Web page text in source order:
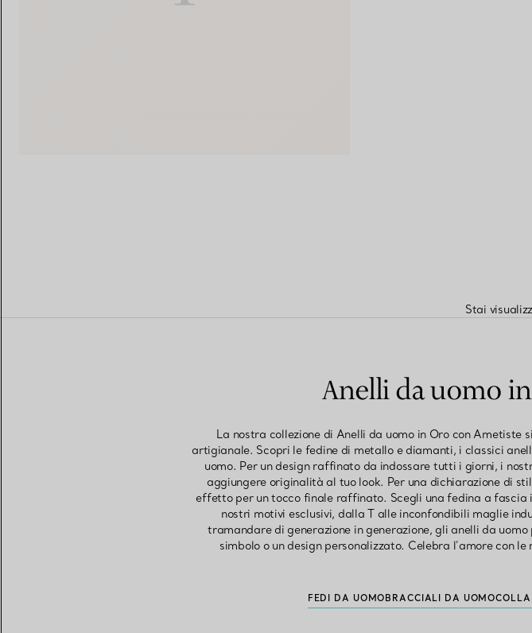
Stai
Anelli da uomo
La nostra collezione di Anelli da uomo in Oro con
artigianale. Scopri le fedine di metallo e diamanti, i classici
uomo. Per un design raffinato da indossare tutti i giorni, i
aggiungere originalità al tuo look. Per una dichiarazione di
effetto per un tocco finale raffinato. Scegli una fedina a
nostri motivi esclusivi, dalla T alle inconfondibili maglie
tramandare di generazione in generazione, gli anelli da
simbolo o un design personalizzato. Celebra l’amore con
FEDI DA UOMO BRACCIALI DA UOMO